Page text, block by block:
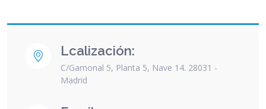
Lcalización:
C/Gamonal 5, Planta 5, Nave 14. 28031 -
Madrid